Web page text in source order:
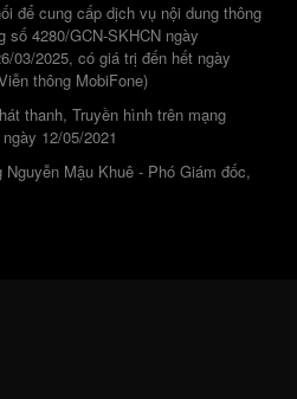
để cung cấp dịch vụ nội dung thông
số 4280/GCN-SKHCN ngày
03/2025, có giá trị đến hết ngày
thông MobiFone)
thanh, Truyền hình trên mạng
12/05/2021
Mậu Khuê - Phó Giám đốc,